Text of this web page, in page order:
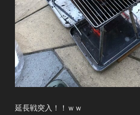
延長戦突入！！ｗｗ